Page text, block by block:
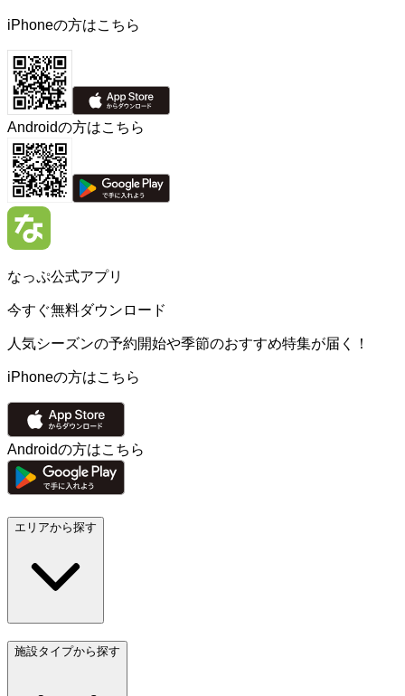
iPhoneの方はこちら
Androidの方はこちら
なっぷ公式アプリ
今すぐ無料ダウンロード
人気シーズンの予約開始や季節のおすすめ特集が届く！
iPhoneの方はこちら
Androidの方はこちら
エリアから探す
施設タイプから探す